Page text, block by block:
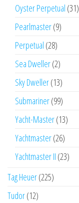
Oyster Perpetual (31)
Pearlmaster(9)
Perpetual (28)
Sea Dweller(2)
Sky Dweller(13)
Submariner(99)
Yacht-Master(13)
Yachtmaster(26)
Yachtmaster II (23)
Tag Heuer(225)
Tudor(12)